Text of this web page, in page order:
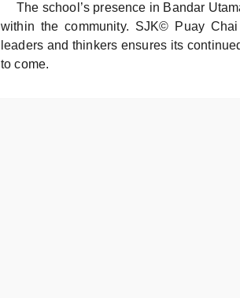
The school’s presence in Bandar
within the community. SJK© Puay
leaders and thinkers ensures its
to come.